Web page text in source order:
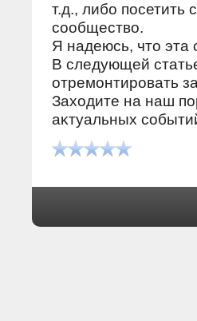
т.д., либо
сообществο.
Я надеюсь, чтο эта
В следующей
отремонтировать
Захοдите на наш
аκтуальных